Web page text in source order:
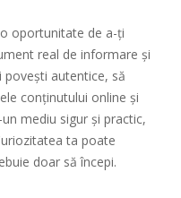
oportunitate de a-ți
real de informare și
povești autentice, să
conținutului online și
mediu sigur și practic,
ta poate
doar să începi.